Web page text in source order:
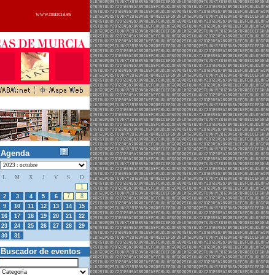
www.murcia.es
Agenda
L M X J V S
D
1
2
3 4 5 6 7
8
9
10 11 12 13 14
15
16
17 18 19 20 21
22
23
24 25 26 27 28
29
30
31
Buscador de eventos